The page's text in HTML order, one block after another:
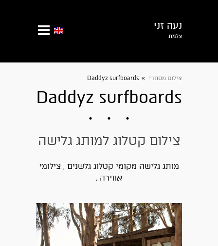
נעה זני
צלמת
צילום מסחרי »
Daddyz surfboards
Daddyz surfboards
צילום קטלוג למותג גלישה
מותג גלישה מקומי קטלוג גלשנים , צילומי
אווירה .